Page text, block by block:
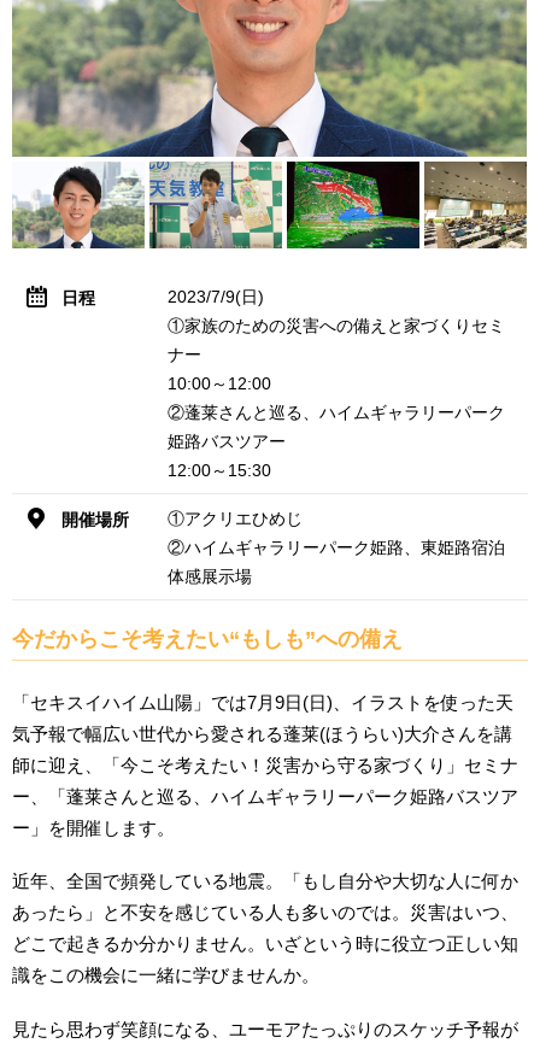
日程
2023/7/9(日)
①家族のための災害への備えと家づくりセミ
ナー
10:00～12:00
②蓬莱さんと巡る、ハイムギャラリーパーク
姫路バスツアー
12:00～15:30
開催場所
①アクリエひめじ
②ハイムギャラリーパーク姫路、東姫路宿泊
体感展示場
今だからこそ考えたい“もしも”への備え
「セキスイハイム山陽」では7月9日(日)、イラストを使った天
気予報で幅広い世代から愛される蓬莱(ほうらい)大介さんを講
師に迎え、「今こそ考えたい！災害から守る家づくり」セミナ
ー、「蓬莱さんと巡る、ハイムギャラリーパーク姫路バスツア
ー」を開催します。
近年、全国で頻発している地震。「もし自分や大切な人に何か
あったら」と不安を感じている人も多いのでは。災害はいつ、
どこで起きるか分かりません。いざという時に役立つ正しい知
識をこの機会に一緒に学びませんか。
見たら思わず笑顔になる、ユーモアたっぷりのスケッチ予報が